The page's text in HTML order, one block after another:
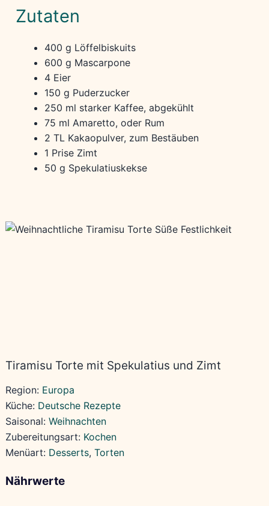
Zutaten
400 g Löffelbiskuits
600 g Mascarpone
4 Eier
150 g Puderzucker
250 ml starker Kaffee, abgekühlt
75 ml Amaretto, oder Rum
2 TL Kakaopulver, zum Bestäuben
1 Prise Zimt
50 g Spekulatiuskekse
Tiramisu Torte mit Spekulatius und Zimt
Region: Europa
Küche: Deutsche Rezepte
Saisonal: Weihnachten
Zubereitungsart: Kochen
Menüart: Desserts, Torten
Nährwerte